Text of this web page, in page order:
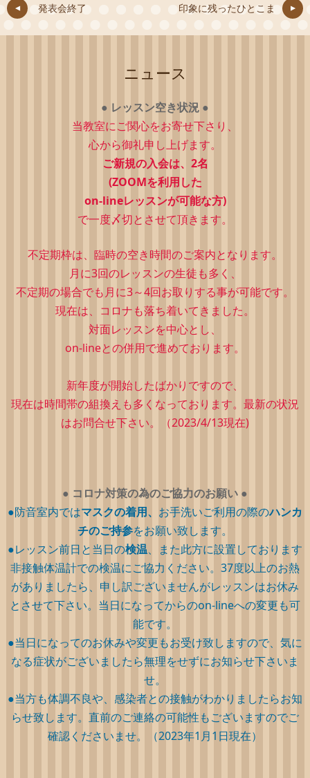
発表会終了 印象に残ったひとこま
ニュース
● レッスン空き状況 ●
当教室にご関心をお寄せ下さり、
心から御礼申し上げます。
ご新規の入会は、2名
(ZOOMを利用した
on-lineレッスンが可能な方)
で一度〆切とさせて頂きます。
不定期枠は、 臨時の空き時間のご案内となります。
月に3回のレッスンの生徒も多く、
不定期の場合でも月に3～4回お取りする事が可能です。
現在は、コロナも落ち着いてきました。
対面レッスンを中心とし、
on-lineとの併用で進めております。
新年度が開始したばかりですので、
現在は時間帯の組換えも多くなっております。最新の状況
はお問合せ下さい。（2023/4/13現在)
● コロナ対策の為のご協力のお願い ●
●防音室内ではマスクの着用、 お手洗いご利用の際のハンカ
チのご持参をお願い致します。
●レッスン前日と当日の検温、また此方に設置しております
非接触体温計での検温にご協力ください。37度以上のお熱
がありましたら、申し訳ございませんがレッスンはお休み
とさせて下さい。当日になってからのon-lineへの変更も可
能です。
●当日になってのお休みや変更もお受け致しますので、気に
なる症状がございましたら無理をせずにお知らせ下さいま
せ。
●当方も体調不良や、感染者との接触がわかりましたらお知
らせ致します。直前のご連絡の可能性もございますのでご
確認くださいませ。（2023年1月1日現在）